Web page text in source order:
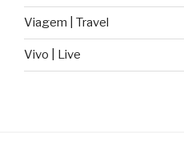
Viagem | Travel
Vivo | Live